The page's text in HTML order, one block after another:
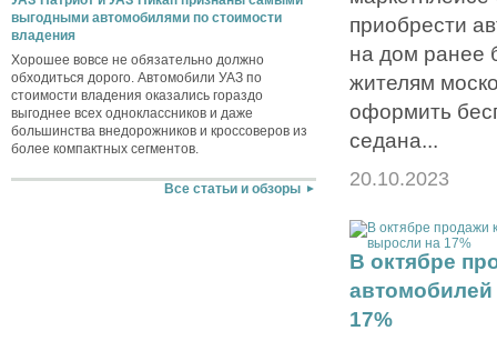
выгодными автомобилями по стоимости
владения
Хорошее вовсе не обязательно должно
обходиться дорого. Автомобили УАЗ по
стоимости владения оказались гораздо
выгоднее всех одноклассников и даже
большинства внедорожников и кроссоверов из
более компактных сегментов.
Все статьи и обзоры
приобрести
на дом ранее
жителям
оформить
седана...
20.10.2023
В октябре
17%